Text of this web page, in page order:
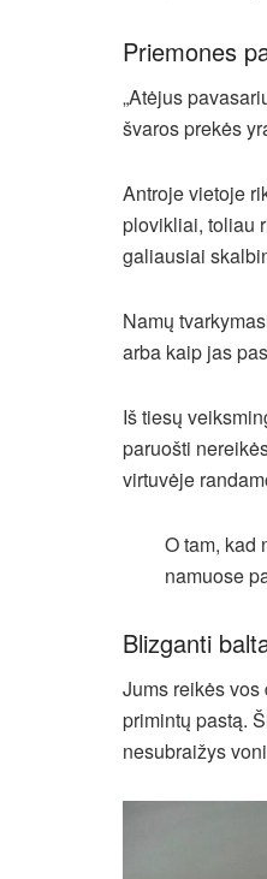
Priemones
„Atėjus
švaros prekės
Antroje vietoje
plovikliai, toliau
galiausiai
Namų
arba kaip jas
Iš tiesų
paruošti
virtuvėje
O tam, kad
namuose
Blizganti
Jums reikės
primintų pastą.
nesubraižys